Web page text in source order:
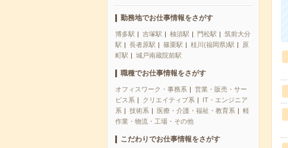
勤務地でお仕事情報をさがす
博多駅 吉塚駅 柚須駅 門松駅
筑前大分
駅
長者原駅 篠栗駅 桂川(福岡県)駅
原
町駅
城戸南蔵院前駅
職種でお仕事情報をさがす
オフィスワーク・事務系
営業・販売・サー
ビス系
クリエイティブ系
IT・エンジニア
系
技術系 医療・介護・福祉・教育系
軽
作業・物流・工場・その他
こだわりでお仕事情報をさがす